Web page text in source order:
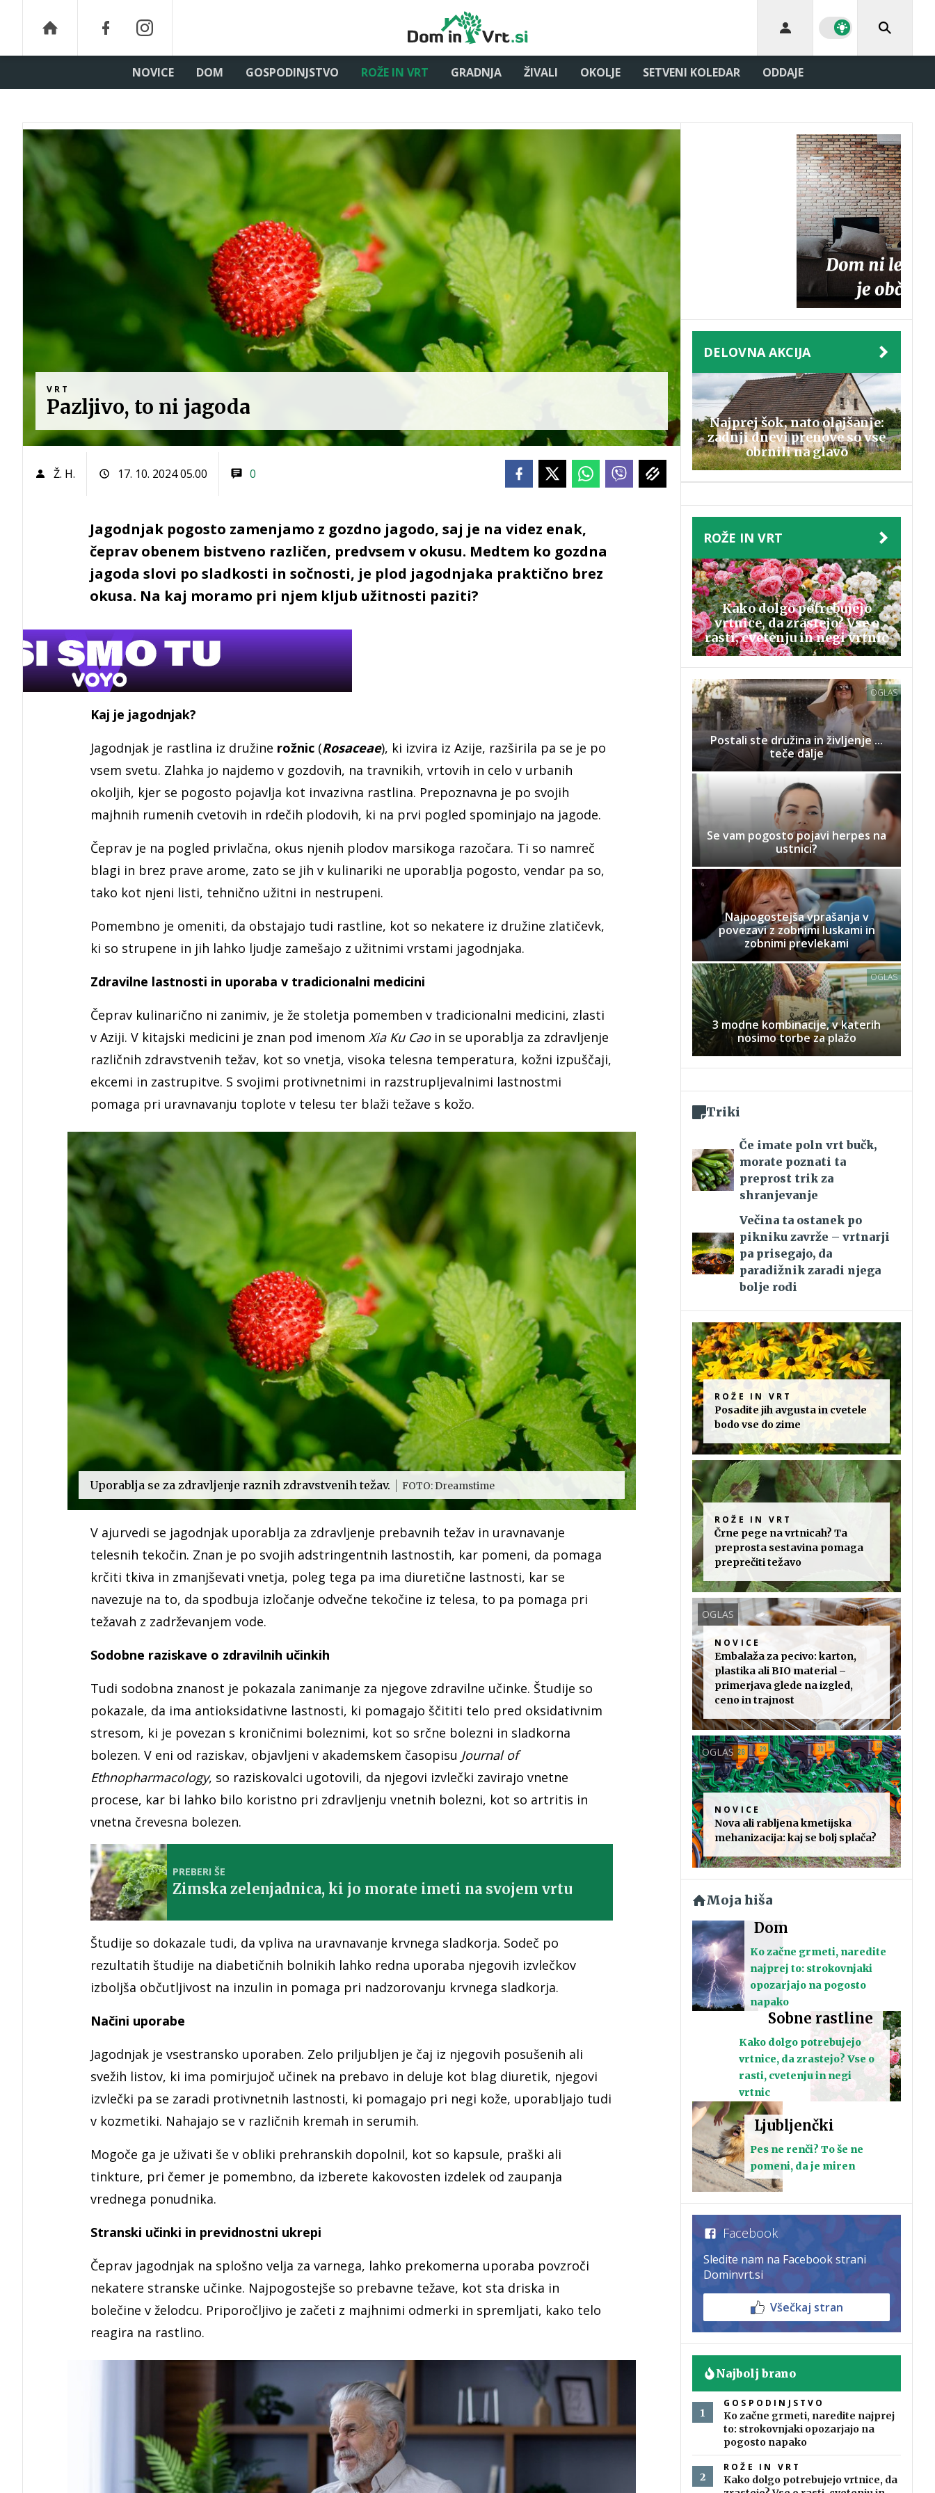
NOVICE DOM GOSPODINJSTVO ROŽE IN VRT GRADNJA ŽIVALI OKOLJE SETVENI KOLEDAR ODDAJE
VRT
Pazljivo, to ni jagoda
Ž. H. 17. 10. 2024 05.00 0
Jagodnjak pogosto zamenjamo z gozdno jagodo, saj je na videz enak,
čeprav obenem bistveno različen, predvsem v okusu. Medtem ko gozdna
jagoda slovi po sladkosti in sočnosti, je plod jagodnjaka praktično brez
okusa. Na kaj moramo pri njem kljub užitnosti paziti?
Kaj je jagodnjak?
Jagodnjak je rastlina iz družine rožnic (Rosaceae), ki izvira iz Azije, razširila pa se je po
vsem svetu. Zlahka jo najdemo v gozdovih, na travnikih, vrtovih in celo v urbanih
okoljih, kjer se pogosto pojavlja kot invazivna rastlina. Prepoznavna je po svojih
majhnih rumenih cvetovih in rdečih plodovih, ki na prvi pogled spominjajo na jagode.
Čeprav je na pogled privlačna, okus njenih plodov marsikoga razočara. Ti so namreč
blagi in brez prave arome, zato se jih v kulinariki ne uporablja pogosto, vendar pa so,
tako kot njeni listi, tehnično užitni in nestrupeni.
Pomembno je omeniti, da obstajajo tudi rastline, kot so nekatere iz družine zlatičevk,
ki so strupene in jih lahko ljudje zamešajo z užitnimi vrstami jagodnjaka.
Zdravilne lastnosti in uporaba v tradicionalni medicini
Čeprav kulinarično ni zanimiv, je že stoletja pomemben v tradicionalni medicini, zlasti
v Aziji. V kitajski medicini je znan pod imenom Xia Ku Cao in se uporablja za zdravljenje
različnih zdravstvenih težav, kot so vnetja, visoka telesna temperatura, kožni izpuščaji,
ekcemi in zastrupitve. S svojimi protivnetnimi in razstrupljevalnimi lastnostmi
pomaga pri uravnavanju toplote v telesu ter blaži težave s kožo.
Uporablja se za zdravljenje raznih zdravstvenih težav. FOTO: Dreamstime
V ajurvedi se jagodnjak uporablja za zdravljenje prebavnih težav in uravnavanje
telesnih tekočin. Znan je po svojih adstringentnih lastnostih, kar pomeni, da pomaga
krčiti tkiva in zmanjševati vnetja, poleg tega pa ima diuretične lastnosti, kar se
navezuje na to, da spodbuja izločanje odvečne tekočine iz telesa, to pa pomaga pri
težavah z zadrževanjem vode.
Sodobne raziskave o zdravilnih učinkih
Tudi sodobna znanost je pokazala zanimanje za njegove zdravilne učinke. Študije so
pokazale, da ima antioksidativne lastnosti, ki pomagajo ščititi telo pred oksidativnim
stresom, ki je povezan s kroničnimi boleznimi, kot so srčne bolezni in sladkorna
bolezen. V eni od raziskav, objavljeni v akademskem časopisu Journal of
Ethnopharmacology, so raziskovalci ugotovili, da njegovi izvlečki zavirajo vnetne
procese, kar bi lahko bilo koristno pri zdravljenju vnetnih bolezni, kot so artritis in
vnetna črevesna bolezen.
PREBERI ŠE
Zimska zelenjadnica, ki jo morate imeti na svojem vrtu
Študije so dokazale tudi, da vpliva na uravnavanje krvnega sladkorja. Sodeč po
rezultatih študije na diabetičnih bolnikih lahko redna uporaba njegovih izvlečkov
izboljša občutljivost na inzulin in pomaga pri nadzorovanju krvnega sladkorja.
Načini uporabe
Jagodnjak je vsestransko uporaben. Zelo priljubljen je čaj iz njegovih posušenih ali
svežih listov, ki ima pomirjujoč učinek na prebavo in deluje kot blag diuretik, njegovi
izvlečki pa se zaradi protivnetnih lastnosti, ki pomagajo pri negi kože, uporabljajo tudi
v kozmetiki. Nahajajo se v različnih kremah in serumih.
Mogoče ga je uživati še v obliki prehranskih dopolnil, kot so kapsule, praški ali
tinkture, pri čemer je pomembno, da izberete kakovosten izdelek od zaupanja
vrednega ponudnika.
Stranski učinki in previdnostni ukrepi
Čeprav jagodnjak na splošno velja za varnega, lahko prekomerna uporaba povzroči
nekatere stranske učinke. Najpogostejše so prebavne težave, kot sta driska in
bolečine v želodcu. Priporočljivo je začeti z majhnimi odmerki in spremljati, kako telo
reagira na rastlino.
DELOVNA AKCIJA
Najprej šok, nato olajšanje:
zadnji dnevi prenove so vse
obrnili na glavo
ROŽE IN VRT
Kako dolgo potrebujejo
vrtnice, da zrastejo? Vse o
rasti, cvetenju in negi vrtnic
OGLAS
Postali ste družina in življenje ...
teče dalje
Se vam pogosto pojavi herpes na
ustnici?
Najpogostejša vprašanja v
povezavi z zobnimi luskami in
zobnimi prevlekami
OGLAS
3 modne kombinacije, v katerih
nosimo torbe za plažo
Triki
Če imate poln vrt bučk,
morate poznati ta
preprost trik za
shranjevanje
Večina ta ostanek po
pikniku zavrže – vrtnarji
pa prisegajo, da
paradižnik zaradi njega
bolje rodi
ROŽE IN VRT
Posadite jih avgusta in cvetele
bodo vse do zime
ROŽE IN VRT
Črne pege na vrtnicah? Ta
preprosta sestavina pomaga
preprečiti težavo
OGLAS
NOVICE
Embalaža za pecivo: karton,
plastika ali BIO material –
primerjava glede na izgled,
ceno in trajnost
OGLAS
NOVICE
Nova ali rabljena kmetijska
mehanizacija: kaj se bolj splača?
Moja hiša
Dom
Ko začne grmeti, naredite
najprej to: strokovnjaki
opozarjajo na pogosto
napako
Sobne rastline
Kako dolgo potrebujejo
vrtnice, da zrastejo? Vse o
rasti, cvetenju in negi
vrtnic
Ljubljenčki
Pes ne renči? To še ne
pomeni, da je miren
Facebook
Sledite nam na Facebook strani
Dominvrt.si
Všečkaj stran
Najbolj brano
GOSPODINJSTVO
Ko začne grmeti, naredite najprej
to: strokovnjaki opozarjajo na
pogosto napako
ROŽE IN VRT
Kako dolgo potrebujejo vrtnice, da